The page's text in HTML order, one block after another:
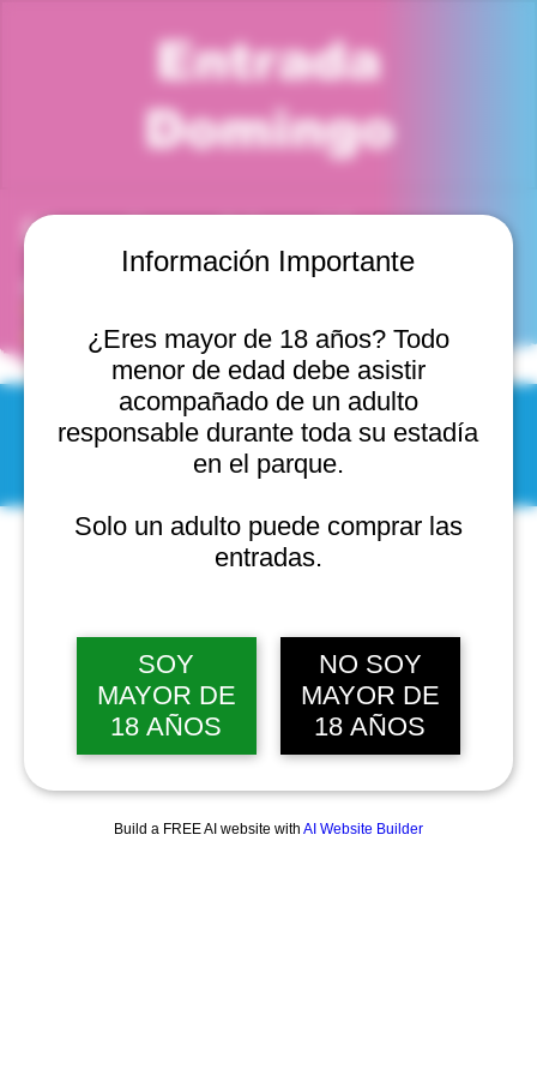
Información Importante
¿Eres mayor de 18 años? Todo
menor de edad debe asistir
acompañado de un adulto
responsable durante toda su estadía
en el parque.
Solo un adulto puede comprar las
entradas.
SOY
MAYOR DE
18 AÑOS
NO SOY
MAYOR DE
18 AÑOS
Build a FREE AI website with AI Website Builder
Entrada
Domingo
Horario y ubicación
del Mar, Valparaíso, Chile